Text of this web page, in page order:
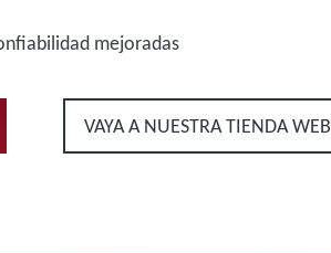
mejoradas
VAYA A NUESTRA TIENDA WEB